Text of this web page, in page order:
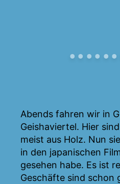
Abends fahren wir in
Geishaviertel. Hier
meist aus Holz. Nun
in den japanischen
gesehen habe. Es ist
Geschäfte sind schon